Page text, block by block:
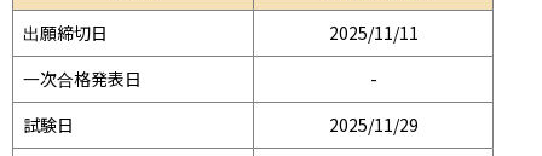
出願締切日
2025/11/11
一次合格発表日
-
試験日
2025/11/29